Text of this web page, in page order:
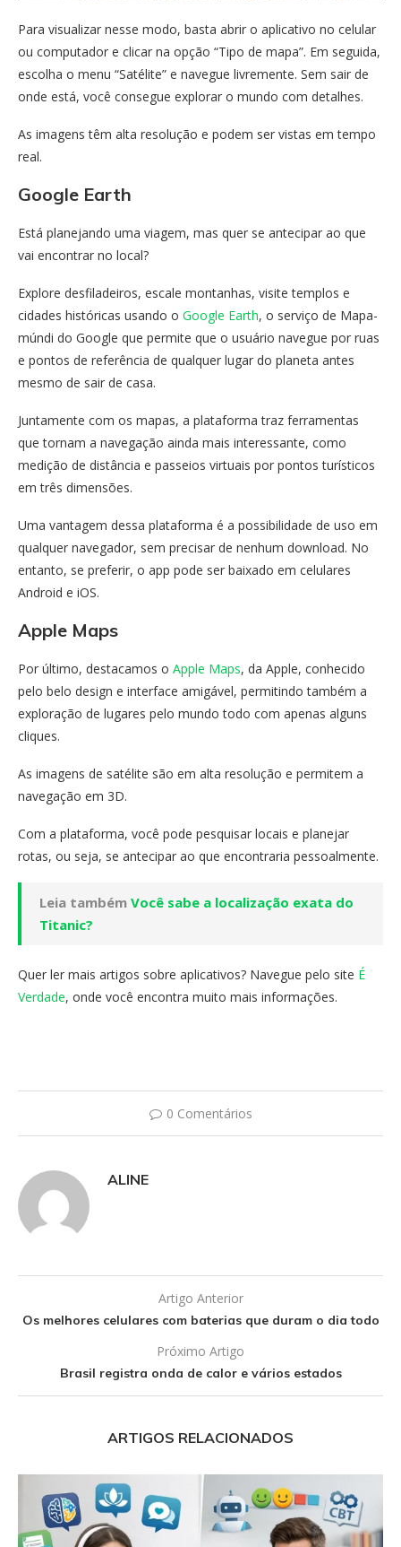
Para visualizar nesse modo, basta abrir o aplicativo no celular
ou computador e clicar na opção “Tipo de mapa”. Em seguida,
escolha o menu “Satélite” e navegue livremente. Sem sair de
onde está, você consegue explorar o mundo com detalhes.
As imagens têm alta resolução e podem ser vistas em tempo
real.
Google Earth
Está planejando uma viagem, mas quer se antecipar ao que
vai encontrar no local?
Explore desfiladeiros, escale montanhas, visite templos e
cidades históricas usando o Google Earth, o serviço de Mapa-
múndi do Google que permite que o usuário navegue por ruas
e pontos de referência de qualquer lugar do planeta antes
mesmo de sair de casa.
Juntamente com os mapas, a plataforma traz ferramentas
que tornam a navegação ainda mais interessante, como
medição de distância e passeios virtuais por pontos turísticos
em três dimensões.
Uma vantagem dessa plataforma é a possibilidade de uso em
qualquer navegador, sem precisar de nenhum download. No
entanto, se preferir, o app pode ser baixado em celulares
Android e iOS.
Apple Maps
Por último, destacamos o Apple Maps, da Apple, conhecido
pelo belo design e interface amigável, permitindo também a
exploração de lugares pelo mundo todo com apenas alguns
cliques.
As imagens de satélite são em alta resolução e permitem a
navegação em 3D.
Com a plataforma, você pode pesquisar locais e planejar
rotas, ou seja, se antecipar ao que encontraria pessoalmente.
Leia também Você sabe a localização exata do
Titanic?
Quer ler mais artigos sobre aplicativos? Navegue pelo site É
Verdade, onde você encontra muito mais informações.
0 Comentários
ALINE
Artigo Anterior
Os melhores celulares com baterias que duram o dia todo
Próximo Artigo
Brasil registra onda de calor e vários estados
ARTIGOS RELACIONADOS